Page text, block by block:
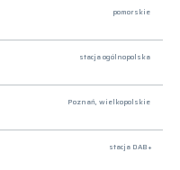
pomorskie
stacja ogólnopolska
Poznań, wielkopolskie
stacja DAB+